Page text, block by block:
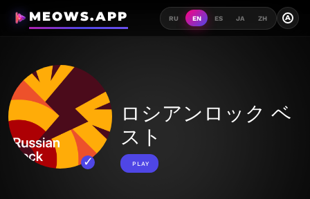
MEOWS.APP RU EN ES JA ZH A
ロシアンロック ベ
スト
PLAY